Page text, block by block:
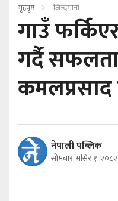
गृहपृष्ठ जिन्दगानी
गाउँ
गर्दै
नेपाली पब्लिक
सोमबार, मंसिर १, २०८२